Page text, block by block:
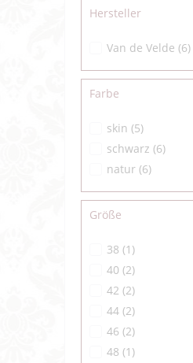
Hersteller
Van de Velde (6)
Farbe
skin (5)
schwarz (6)
natur (6)
Größe
38 (1 )
40 (2)
42 (2)
44 (2)
46 (2)
48 (1 )